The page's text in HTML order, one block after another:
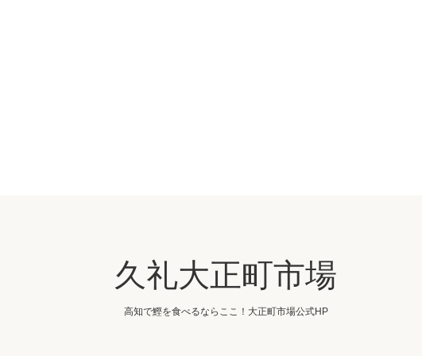
久礼大正町市場
高知で鰹を食べるならここ！大正町市場公式HP